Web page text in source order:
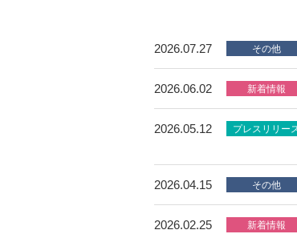
2026.07.27
2026.06.02
2026.05.12
2026.04.15
2026.02.25